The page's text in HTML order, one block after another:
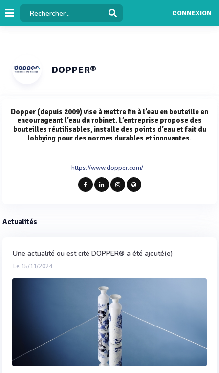
CONNEXION
DOPPER®
Dopper (depuis 2009) vise à mettre fin à l’eau en bouteille en
encourageant l’eau du robinet. L’entreprise propose des
bouteilles réutilisables, installe des points d’eau et fait du
lobbying pour des normes durables et innovantes.
https://www.dopper.com/
Actualités
Une actualité ou est cité DOPPER® a été ajouté(e)
Le 15/11/2024